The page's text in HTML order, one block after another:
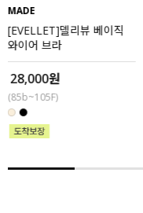
베스트
MADE
세트할인 ~30%
하객룩
MADE
[EVELLET]델리뷰 베이직
와이어 브라
28,000원
(85b~105F)